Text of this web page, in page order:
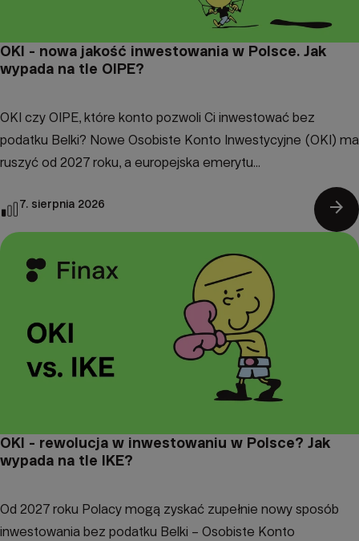
OKI - nowa jakość inwestowania w Polsce. Jak
wypada na tle OIPE?
OKI czy OIPE, które konto pozwoli Ci inwestować bez
podatku Belki? Nowe Osobiste Konto Inwestycyjne (OKI) ma
ruszyć od 2027 roku, a europejska emerytu...
7. sierpnia 2026 arrow_forward
OKI - rewolucja w inwestowaniu w Polsce? Jak
wypada na tle IKE?
Od 2027 roku Polacy mogą zyskać zupełnie nowy sposób
inwestowania bez podatku Belki – Osobiste Konto